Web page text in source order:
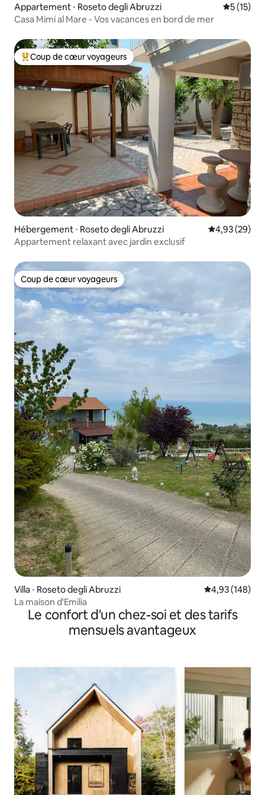
Appartement ⋅ Roseto degli Abruzzi
5 (15)
Casa Mimi al Mare - Vos vacances en bord de mer
Coups de cœur voyageurs les plus appréciés
Coup de cœur voyageurs
Hébergement ⋅ Roseto degli Abruzzi Évaluation
4,93 (29)
Appartement relaxant avec jardin exclusif
Coup de cœur voyageurs
Coup de cœur voyageurs
Villa ⋅ Roseto degli Abruzzi Évaluation
4,93 (148)
La maison d'Emilia
Le confort d'un chez-soi et des tarifs
mensuels avantageux